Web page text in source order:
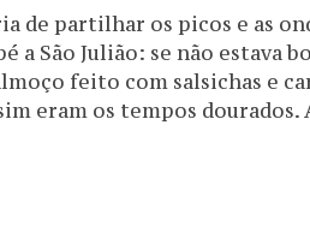
de partilhar os picos e as
a São Julião: se não estava
feito com salsichas e
eram os tempos dourados.